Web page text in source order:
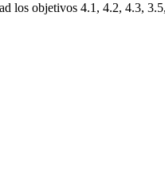
los objetivos 4.1, 4.2, 4.3,